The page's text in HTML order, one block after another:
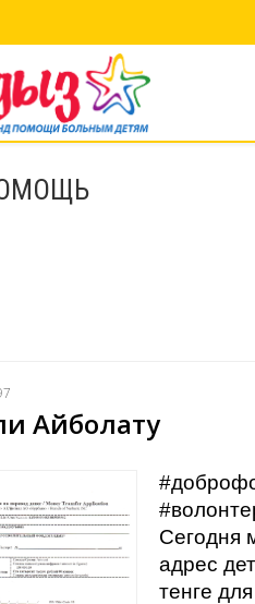
Айболату
Сегодня
адрес
тенге